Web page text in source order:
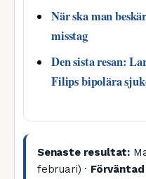
När ska man
misstag
Den sista resan:
Filips bipolära
Senaste resultat:
februari) ·